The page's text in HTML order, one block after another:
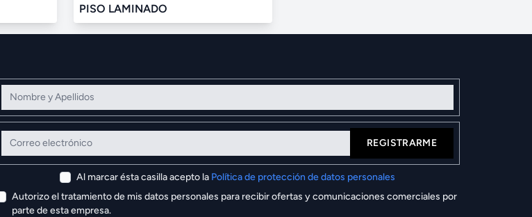
PISO LAMINADO
Nombre y Apellidos
Correo electrónico
REGISTRARME
Al marcar ésta casilla acepto la Política de protección de datos personales
Autorizo el tratamiento de mis datos personales para recibir ofertas y comunicaciones comerciales por
parte de esta empresa.